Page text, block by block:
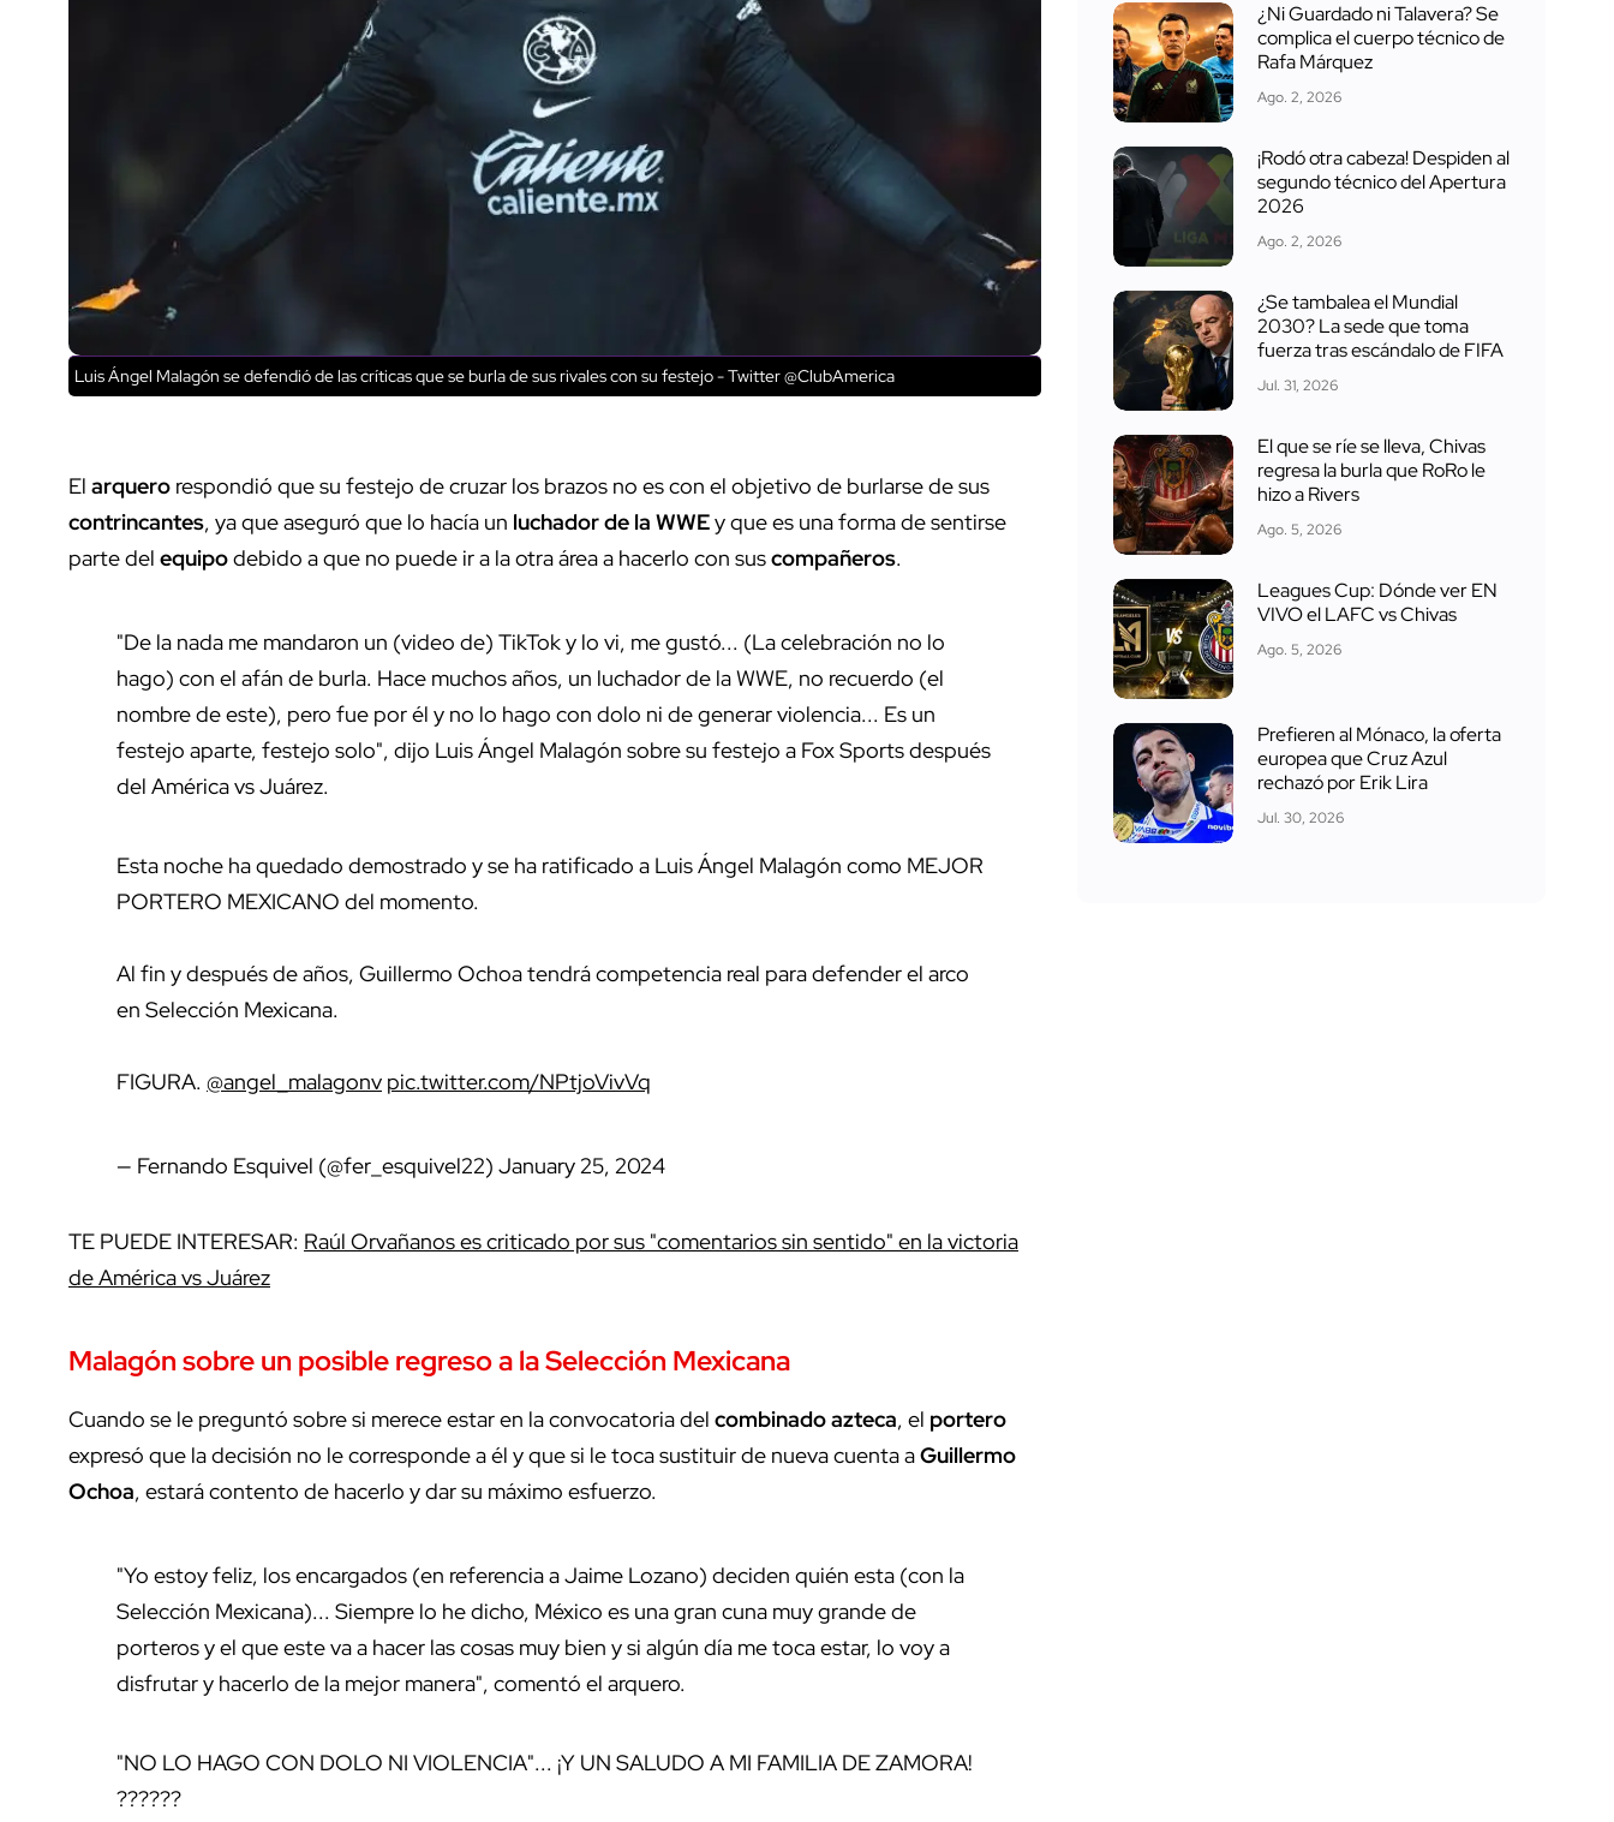
Luis Ángel Malagón se defendió de las críticas que se burla de sus rivales con su festejo - Twitter @ClubAmerica
El arquero respondió que su festejo de cruzar los brazos no es con el objetivo de burlarse de sus
contrincantes, ya que aseguró que lo hacía un luchador de la WWEy que es una forma de sentirse
parte del equipodebido a que no puede ir a la otra área a hacerlo con suscompañeros.
"De la nada me mandaron un (video de) TikTok y lo vi, me gustó... (La celebración no lo
hago) con el afán de burla. Hace muchos años, un luchador de la WWE, no recuerdo (el
nombre de este), pero fue por él y no lo hago con dolo ni de generar violencia... Es un
festejo aparte, festejo solo", dijo Luis Ángel Malagón sobre su festejo a Fox Sports después
del América vs Juárez.
Esta noche ha quedado demostrado y se ha ratificado a Luis Ángel Malagón como MEJOR
PORTERO MEXICANO del momento.
Al fin y después de años, Guillermo Ochoa tendrá competencia real para defender el arco
en Selección Mexicana.
FIGURA. @angel_malagonv pic.twitter.com/NPtjoVivVq
— Fernando Esquivel (@fer_esquivel22) January 25, 2024
TE PUEDE INTERESAR: Raúl Orvañanos es criticado por sus "comentarios sin sentido" en la victoria
de América vs Juárez
Malagón sobre un posible regreso a la Selección Mexicana
Cuando se le preguntó sobre si merece estar en la convocatoria del combinado azteca, el portero
expresó que la decisión no le corresponde a él y que si le toca sustituir de nueva cuenta aGuillermo
Ochoa, estará contento de hacerlo y dar su máximo esfuerzo.
"Yo estoy feliz, los encargados (en referencia a Jaime Lozano) deciden quién esta (con la
Selección Mexicana)... Siempre lo he dicho, México es una gran cuna muy grande de
porteros y el que este va a hacer las cosas muy bien y si algún día me toca estar, lo voy a
disfrutar y hacerlo de la mejor manera", comentó el arquero.
"NO LO HAGO CON DOLO NI VIOLENCIA"... ¡Y UN SALUDO A MI FAMILIA DE ZAMORA!
??????
¿Ni Guardado ni Talavera? Se
complica el cuerpo técnico de
Rafa Márquez
Ago. 2, 2026
¡Rodó otra cabeza! Despiden al
segundo técnico del Apertura
2026
Ago. 2, 2026
¿Se tambalea el Mundial
2030? La sede que toma
fuerza tras escándalo de FIFA
Jul. 31, 2026
El que se ríe se lleva, Chivas
regresa la burla que RoRo le
hizo a Rivers
Ago. 5, 2026
Leagues Cup: Dónde ver EN
VIVO el LAFC vs Chivas
Ago. 5, 2026
Prefieren al Mónaco, la oferta
europea que Cruz Azul
rechazó por Erik Lira
Jul. 30, 2026